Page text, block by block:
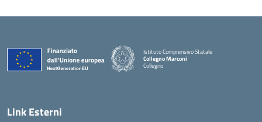
Istituto Comprensivo Statale
Collegno Marconi
Collegno
Link Esterni